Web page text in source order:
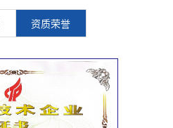
资质荣誉